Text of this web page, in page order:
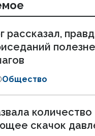
рассказал,
Общество
количество
скачок